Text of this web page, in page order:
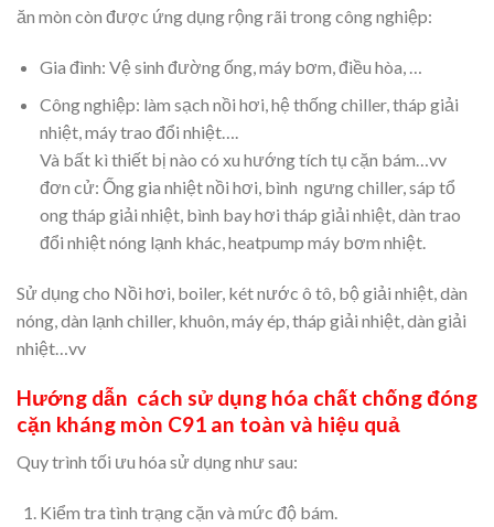
ăn mòn còn được ứng dụng rộng rãi trong công nghiệp:
Gia đình: Vệ sinh đường ống, máy bơm, điều hòa, …
Công nghiệp: làm sạch nồi hơi, hệ thống chiller, tháp giải
nhiệt, máy trao đổi nhiệt….
Và bất kì thiết bị nào có xu hướng tích tụ cặn bám…vv
đơn cử: Ống gia nhiệt nồi hơi, bình ngưng chiller, sáp tổ
ong tháp giải nhiệt, bình bay hơi tháp giải nhiệt, dàn trao
đổi nhiệt nóng lạnh khác, heatpump máy bơm nhiệt.
Sử dụng cho Nồi hơi, boiler, két nước ô tô, bộ giải nhiệt, dàn
nóng, dàn lạnh chiller, khuôn, máy ép, tháp giải nhiệt, dàn giải
nhiệt…vv
Hướng dẫn cách sử dụng hóa chất chống đóng
cặn kháng mòn C91 an toàn và hiệu quả
Quy trình tối ưu hóa sử dụng như sau:
Kiểm tra tình trạng cặn và mức độ bám.